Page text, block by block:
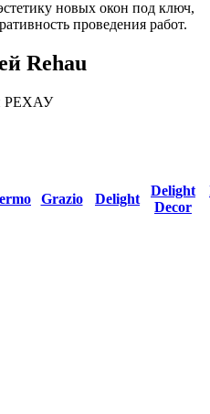
новых окон под ключ,
проведения работ.
Rehau
РЕХАУ
Grazio Delight
Delight
Decor